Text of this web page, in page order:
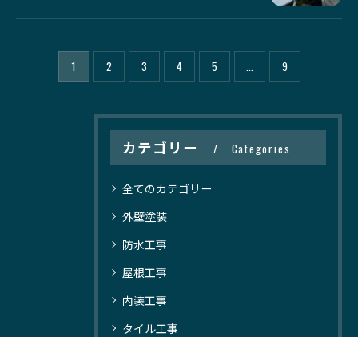
1 2 3 4 5 ... 9
カテゴリー Categories
全てのカテゴリー
外壁塗装
防水工事
屋根工事
内装工事
タイル工事